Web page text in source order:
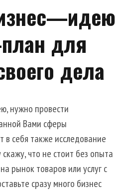
—идею
план для
дела
,нужно провести
Вами сферы
в себя также исследование
скажу,что не стоит без опыта
на рыноктоваров илиуслугс
сразумного бизнес